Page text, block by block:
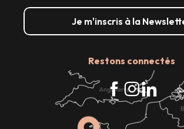
Je m'inscris à la
Restons connectés